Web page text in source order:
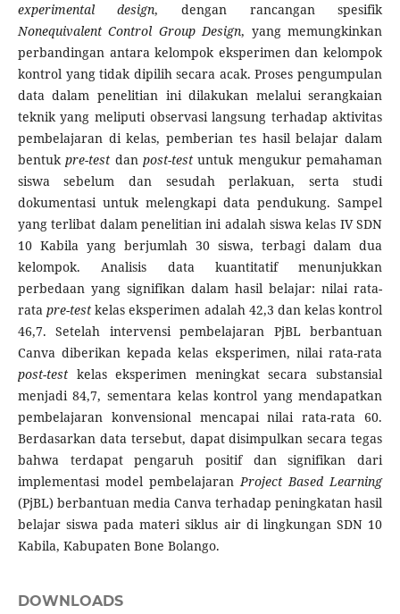
experimental design, dengan rancangan spesifik
Nonequivalent Control Group Design, yang memungkinkan
perbandingan antara kelompok eksperimen dan kelompok
kontrol yang tidak dipilih secara acak. Proses pengumpulan
data dalam penelitian ini dilakukan melalui serangkaian
teknik yang meliputi observasi langsung terhadap aktivitas
pembelajaran di kelas, pemberian tes hasil belajar dalam
bentukpre-test dan post-test untuk mengukur pemahaman
siswa sebelum dan sesudah perlakuan, serta studi
dokumentasi untuk melengkapi data pendukung. Sampel
yang terlibat dalam penelitian ini adalah siswa kelas IV SDN
10 Kabila yang berjumlah 30 siswa, terbagi dalam dua
kelompok. Analisis data kuantitatif menunjukkan
perbedaan yang signifikan dalam hasil belajar: nilai rata-
ratapre-test kelas eksperimen adalah 42,3 dan kelas kontrol
46,7. Setelah intervensi pembelajaran PjBL berbantuan
Canva diberikan kepada kelas eksperimen, nilai rata-rata
post-testkelas eksperimen meningkat secara substansial
menjadi 84,7, sementara kelas kontrol yang mendapatkan
pembelajaran konvensional mencapai nilai rata-rata 60.
Berdasarkan data tersebut, dapat disimpulkan secara tegas
bahwa terdapat pengaruh positif dan signifikan dari
implementasi model pembelajaranProject Based Learning
(PjBL) berbantuan media Canva terhadap peningkatan hasil
belajar siswa pada materi siklus air di lingkungan SDN 10
Kabila, Kabupaten Bone Bolango.
DOWNLOADS